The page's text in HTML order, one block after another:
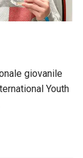
giovanile
Youth